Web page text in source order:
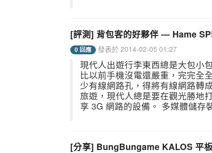
[評測] 背包客的好夥伴 — Hame
0 回應 發表於 2014-02-05 01:27
現代人出遊行李東西總是大包小
比以前手機沒電還嚴重，完完全
少有線網路孔，得將有線網路轉
旅遊，現代人總是要在觀光勝地
享 3G 網路的設備。 多媒體儲存
[分享] BungBungame KALOS 平